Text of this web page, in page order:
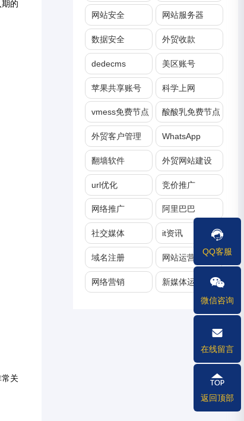
网站安全 网站服务器
数据安全 外贸收款
dedecms 美区账号
苹果共享账号 科学上网
vmess免费节点 酸酸乳免费节点
外贸客户管理 WhatsApp
翻墙软件 外贸网站建设
url优化 竞价推广
网络推广 阿里巴巴
社交媒体 it资讯
域名注册 网站运营
网络营销 新媒体运营
的
关
QQ客服
微信咨询
在线留言
返回顶部